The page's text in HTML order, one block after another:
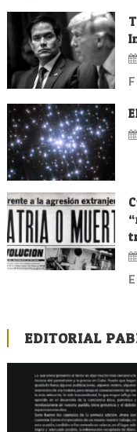
EDITORIAL